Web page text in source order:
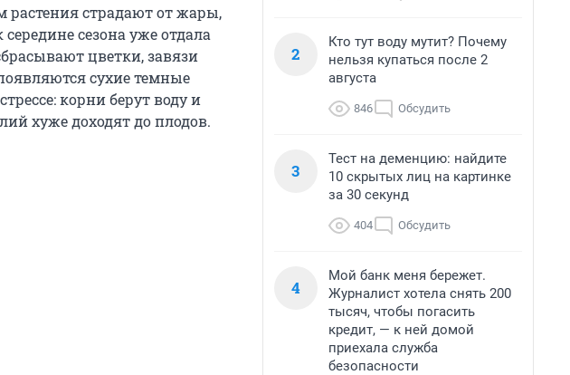
растения страдают от жары,
сезона уже отдала
цветки, завязи
сухие темные
корни берут воду и
хуже доходят до плодов.
2
Кто тут воду мутит? Почему
нельзя купаться после 2
августа
846 Обсудить
3
Тест на деменцию: найдите
10 скрытых лиц на картинке
за 30 секунд
404 Обсудить
4
Мой банк меня бережет.
Журналист хотела снять 200
тысяч, чтобы погасить
кредит, — к ней домой
приехала служба
безопасности